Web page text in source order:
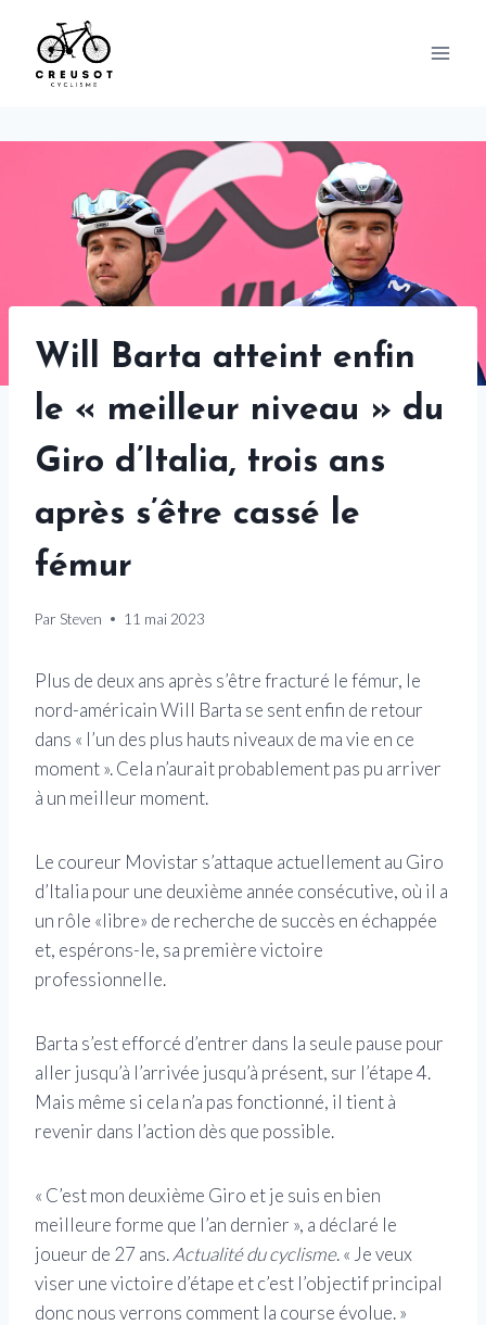
content
Will Barta atteint enfin
le « meilleur niveau » du
Giro d’Italia, trois ans
après s’être cassé le
fémur
Par Steven 11 mai 2023
Plus de deux ans après s’être fracturé le fémur, le
nord-américain Will Barta se sent enfin de retour
dans « l’un des plus hauts niveaux de ma vie en ce
moment ». Cela n’aurait probablement pas pu arriver
à un meilleur moment.
Le coureur Movistar s’attaque actuellement au Giro
d’Italia pour une deuxième année consécutive, où il a
un rôle «libre» de recherche de succès en échappée
et, espérons-le, sa première victoire
professionnelle.
Barta s’est efforcé d’entrer dans la seule pause pour
aller jusqu’à l’arrivée jusqu’à présent, sur l’étape 4.
Mais même si cela n’a pas fonctionné, il tient à
revenir dans l’action dès que possible.
« C’est mon deuxième Giro et je suis en bien
meilleure forme que l’an dernier », a déclaré le
joueur de 27 ans.Actualité du cyclisme. « Je veux
viser une victoire d’étape et c’est l’objectif principal
donc nous verrons comment la course évolue. »